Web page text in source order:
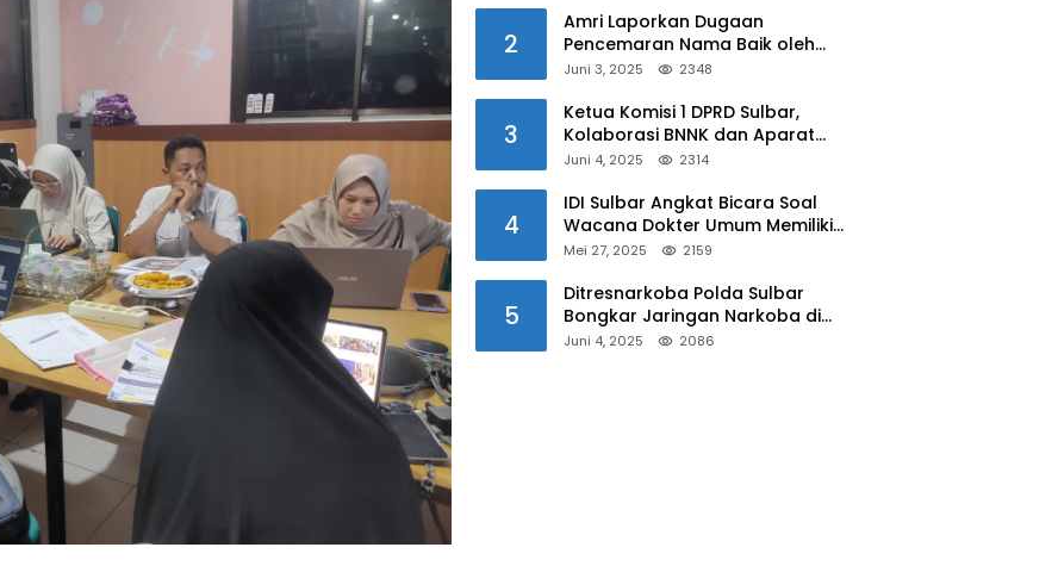
2
Amri Laporkan Dugaan
Pencemaran Nama Baik oleh
Oknum Polisi ke Propam Polda
Juni 3, 2025 2348
3
Ketua Komisi 1 DPRD Sulbar,
Kolaborasi BNNK dan Aparat
Kepolisian Tekan Penyalahgunaan
Juni 4, 2025 2314
4
IDI Sulbar Angkat Bicara Soal
Wacana Dokter Umum Memiliki
Kewenangan Operasi Caesar
Mei 27, 2025 2159
5
Ditresnarkoba Polda Sulbar
Bongkar Jaringan Narkoba di
Mamuju, Dua Pria Ditangkap! Jejak
Juni 4, 2025 2086